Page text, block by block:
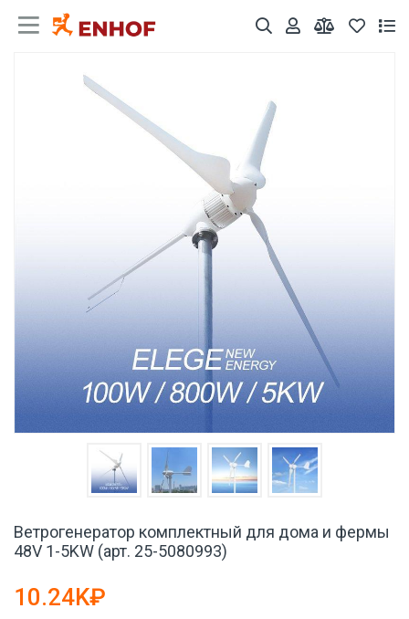
Ветрогенератор комплектный для дома и фермы
48V 1-5KW (арт. 25-5080993)
10.24K₽